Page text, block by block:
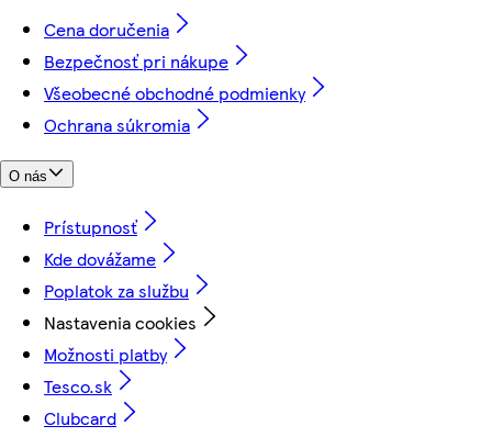
Cena doručenia
Bezpečnosť pri nákupe
Všeobecné obchodné podmienky
Ochrana súkromia
O nás
Prístupnosť
Kde dovážame
Poplatok za službu
Nastavenia cookies
Možnosti platby
Tesco.sk
Clubcard